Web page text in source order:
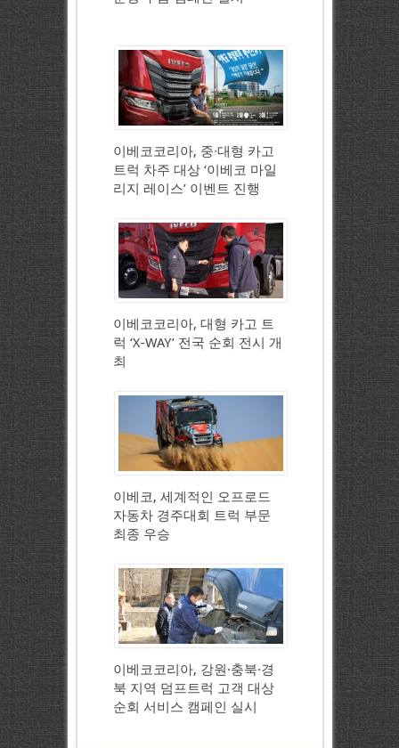
이베코코리아, 중∙대형 카고
트럭 차주 대상 ‘이베코 마일
리지 레이스’ 이벤트 진행
이베코코리아, 대형 카고 트
럭 ‘X-WAY’ 전국 순회 전시 개
최
이베코, 세계적인 오프로드
자동차 경주대회 트럭 부문
최종 우승
이베코코리아, 강원·충북·경
북 지역 덤프트럭 고객 대상
순회 서비스 캠페인 실시